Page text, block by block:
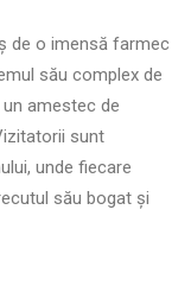
de o imensă farmec
său complex de
amestec de
sunt
unde fiecare
său bogat și